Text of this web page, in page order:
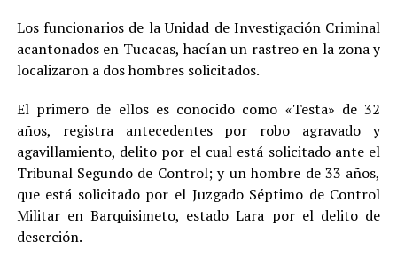
Los funcionarios de la Unidad de Investigación Criminal
acantonados en Tucacas, hacían un rastreo en la zona y
localizaron a dos hombres solicitados.
El primero de ellos es conocido como «Testa» de 32
años, registra antecedentes por robo agravado y
agavillamiento, delito por el cual está solicitado ante el
Tribunal Segundo de Control; y un hombre de 33 años,
que está solicitado por el Juzgado Séptimo de Control
Militar en Barquisimeto, estado Lara por el delito de
deserción.